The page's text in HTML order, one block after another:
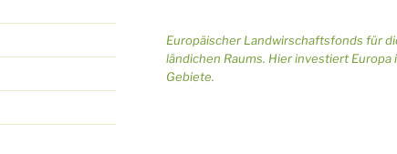
Europäischer Landwirschaftsfonds für
ländichen Raums. Hier investiert Europa
Gebiete.